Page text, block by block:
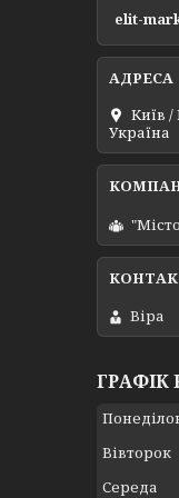
elit-
Київ /
Україна
Віра
ГРАФІК
Вівторок
Середа